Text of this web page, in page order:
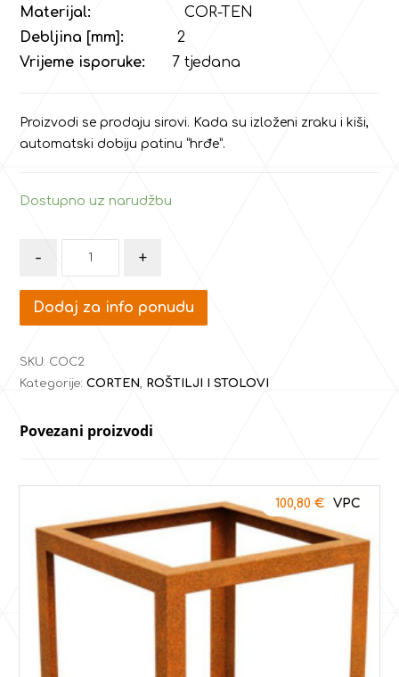
Materijal:
COR-TEN
Debljina [mm]:
2
Vrijeme isporuke:
7 tjedana
Proizvodi se prodaju sirovi. Kada su izloženi zraku i kiši,
automatski dobiju patinu “hrđe”.
Dostupno uz narudžbu
- +
Dodaj za info ponudu
SKU: COC2
Kategorije:CORTEN, ROŠTILJI I STOLOVI
Povezani proizvodi
100,80 €